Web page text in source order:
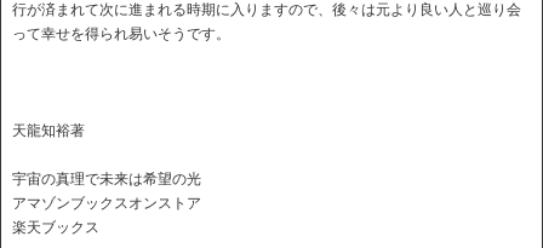
行が済まれて次に進まれる時期に入りますので、後々は元より良い人と巡り会
って幸せを得られ易いそうです。
天龍知裕著
宇宙の真理で未来は希望の光
アマゾンブックスオンストア
楽天ブックス